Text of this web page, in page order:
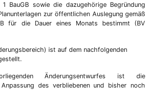
BauGB sowie die dazugehörige Begründung
zur öffentlichen Auslegung gemäß
für die Dauer eines Monats bestimmt (BV
ist auf dem nachfolgenden
Änderungsentwurfes ist die
Anpassung des verbliebenen und bisher noch